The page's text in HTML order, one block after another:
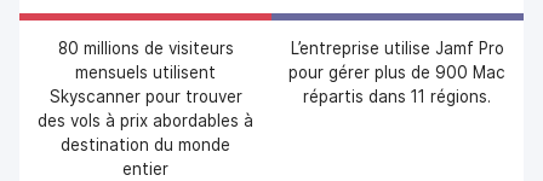
80 millions de visiteurs
mensuels utilisent
Skyscanner pour trouver
des vols à prix abordables à
destination du monde
entier
L’entreprise utilise Jamf Pro
pour gérer plus de 900 Mac
répartis dans 11 régions.